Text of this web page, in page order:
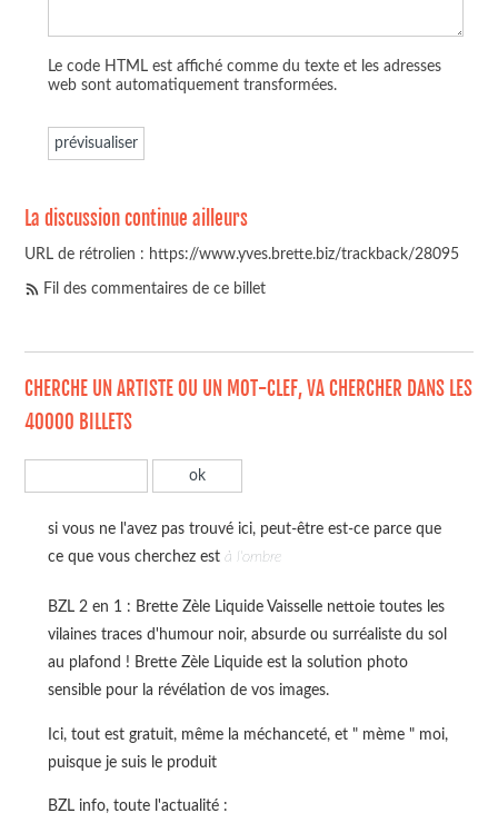
Le code HTML est affiché comme du texte et les adresses
web sont automatiquement transformées.
La discussion continue ailleurs
URL de rétrolien : https://www.yves.brette.biz/trackback/28095
Fil des commentaires de ce billet
CHERCHE UN ARTISTE OU UN MOT-CLEF, VA CHERCHER DANS LES
40000 BILLETS
si vous ne l'avez pas trouvé ici, peut-être est-ce parce que
ce que vous cherchez est à l'ombre
BZL 2 en 1 : Brette Zèle Liquide Vaisselle nettoie toutes les
vilaines traces d'humour noir, absurde ou surréaliste du sol
au plafond ! Brette Zèle Liquide est la solution photo
sensible pour la révélation de vos images.
Ici, tout est gratuit, même la méchanceté, et " mème " moi,
puisque je suis le produit
BZL info, toute l'actualité :